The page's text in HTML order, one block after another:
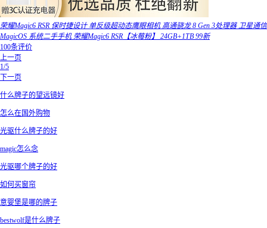
荣耀Magic6 RSR 保时捷设计 单反级超动态鹰眼相机 高通‌骁龙 8 Gen 3‌处理器 卫星通信
MagicOS 系统二手手机 荣耀Magic6 RSR【冰莓粉】 24GB+1TB 99新
100条评价
上一页
1/5
下一页
什么牌子的望远镜好
怎么在国外购物
光驱什么牌子的好
magic怎么念
光驱哪个牌子的好
如何买窗帘
意婴堡是哪的牌子
bestwolf是什么牌子